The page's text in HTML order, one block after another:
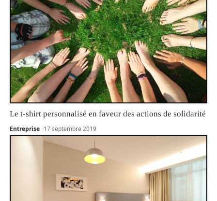
Le t-shirt personnalisé en faveur des actions de solidarité
Entreprise 17 septembre 2019